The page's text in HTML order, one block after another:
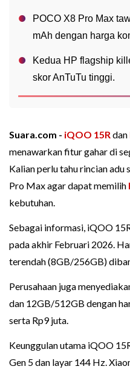
POCO X8 Pro Max
mAh dengan harga
Kedua HP flagship
skor AnTuTu tinggi.
Suara.com - iQOO 15Rdan
menawarkan fitur gahar di
Kalian perlu tahu rincian adu
Pro Max agar dapat memilih
kebutuhan.
Sebagai informasi, iQOO
pada akhir Februari 2026.
terendah (8GB/256GB)
Perusahaan juga
dan 12GB/512GB dengan
serta Rp9 juta.
Keunggulan utama iQOO
Gen 5 dan layar 144 Hz.